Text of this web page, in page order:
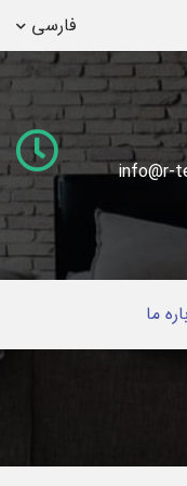
فارسی
info@r-
ما